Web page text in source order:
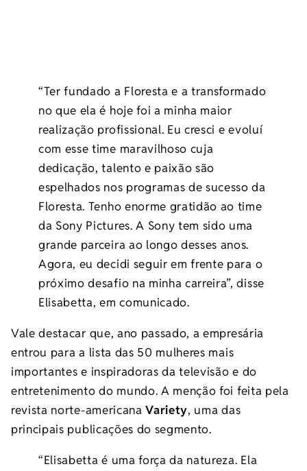
“Ter fundado a Floresta e a transformado
no que ela é hoje foi a minha maior
realização profissional. Eu cresci e evoluí
com esse time maravilhoso cuja
dedicação, talento e paixão são
espelhados nos programas de sucesso da
Floresta. Tenho enorme gratidão ao time
da Sony Pictures. A Sony tem sido uma
grande parceira ao longo desses anos.
Agora, eu decidi seguir em frente para o
próximo desafio na minha carreira”, disse
Elisabetta, em comunicado.
Vale destacar que, ano passado, a empresária
entrou para a lista das 50 mulheres mais
importantes e inspiradoras da televisão e do
entretenimento do mundo. A menção foi feita pela
revista norte-americanaVariety, uma das
principais publicações do segmento.
“Elisabetta é uma força da natureza. Ela